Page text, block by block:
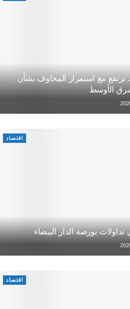
ترتفع مع استمرار المخاوف بشأن
الأوسط
اقتصاد
تداولات بورصة الدار البيضاء
اقتصاد